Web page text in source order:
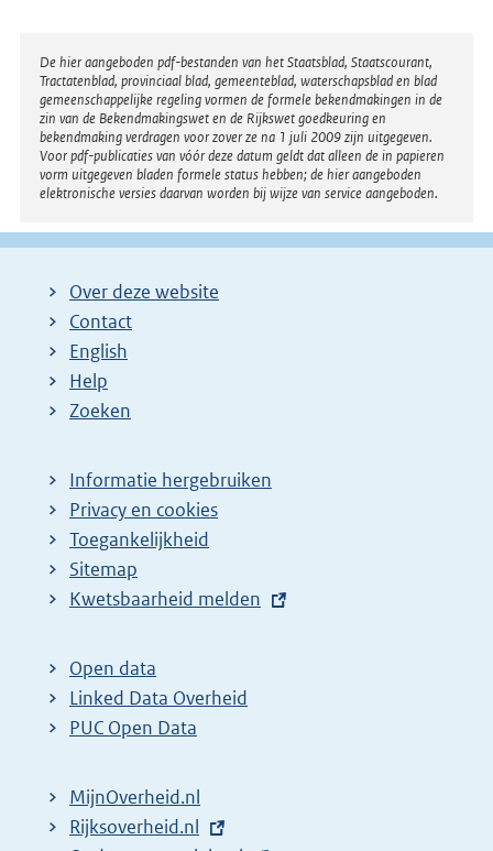
Disclaimer
De hier aangeboden pdf-bestanden van het Staatsblad, Staatscourant,
Tractatenblad, provinciaal blad, gemeenteblad, waterschapsblad en blad
gemeenschappelijke regeling vormen de formele bekendmakingen in de
zin van de Bekendmakingswet en de Rijkswet goedkeuring en
bekendmaking verdragen voor zover ze na 1 juli 2009 zijn uitgegeven.
Voor pdf-publicaties van vóór deze datum geldt dat alleen de in papieren
vorm uitgegeven bladen formele status hebben; de hier aangeboden
elektronische versies daarvan worden bij wijze van service aangeboden.
Over deze website
Contact
English
Help
Zoeken
Informatie hergebruiken
Privacy en cookies
Toegankelijkheid
Sitemap
E
t
e
r
l
i
Kwetsbaarheid melden
Open data
Linked Data Overheid
PUC Open Data
MijnOverheid.nl
E
Rijksoverheid.nl